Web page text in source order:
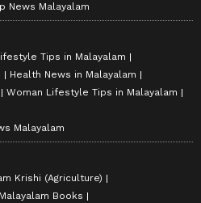
News Malayalam
Tips in Malayalam
Health News in Malayalam
Woman Lifestyle Tips in Malayalam
Malayalam
Krishi (Agriculture)
Malayalam Books